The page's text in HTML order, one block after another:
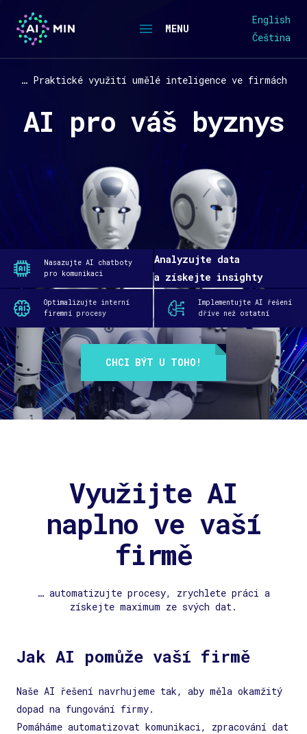
MENU
English
Čeština
… Praktické využití umělé inteligence ve firmách
AI pro váš byznys
Nasazujte AI chatboty
pro komunikaci
Analyzujte data
a získejte insighty
Optimalizujte interní
firemní procesy
Implementujte AI řešení
dříve než ostatní
CHCI BÝT U TOHO!
Využijte AI
naplno ve vaší
firmě
… automatizujte procesy, zrychlete práci a
získejte maximum ze svých dat.
Jak AI pomůže vaší firmě
Naše AI řešení navrhujeme tak, aby měla okamžitý
dopad na fungování firmy.
Pomáháme automatizovat komunikaci, zpracování dat